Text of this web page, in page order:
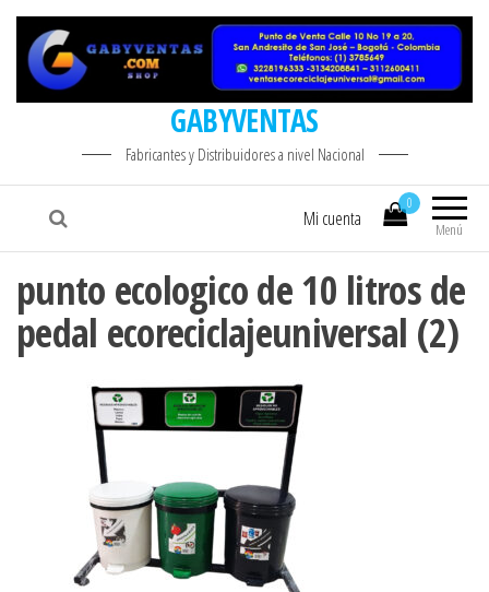
GABYVENTAS
Fabricantes y Distribuidores a nivel Nacional
Menú
0
Mi cuenta
punto ecologico de 10 litros de
pedal ecoreciclajeuniversal (2)